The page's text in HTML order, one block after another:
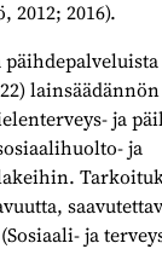
2012; 2016).
ja
ja
ja